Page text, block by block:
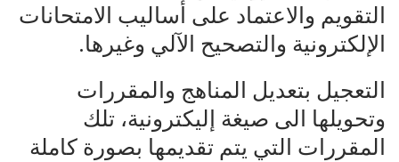
التقويم والاعتماد على أساليب الامتحانات
الإلكترونية والتصحيح الآلي وغيرها.
التعجيل بتعديل المناهج والمقررات
وتحويلها الى صيغة إليكترونية، تلك
المقررات التي يتم تقديمها بصورة كاملة